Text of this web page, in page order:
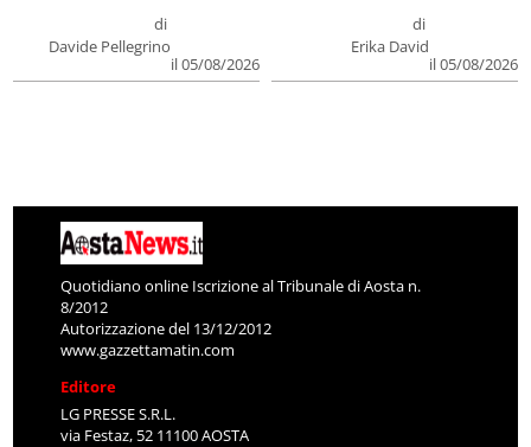
di
Davide Pellegrino
il 05/08/2026
di
Erika David
il 05/08/2026
Quotidiano online Iscrizione al Tribunale di Aosta n.
8/2012
Autorizzazione del 13/12/2012
www.gazzettamatin.com
Editore
LG PRESSE S.R.L.
via Festaz, 52 11100 AOSTA